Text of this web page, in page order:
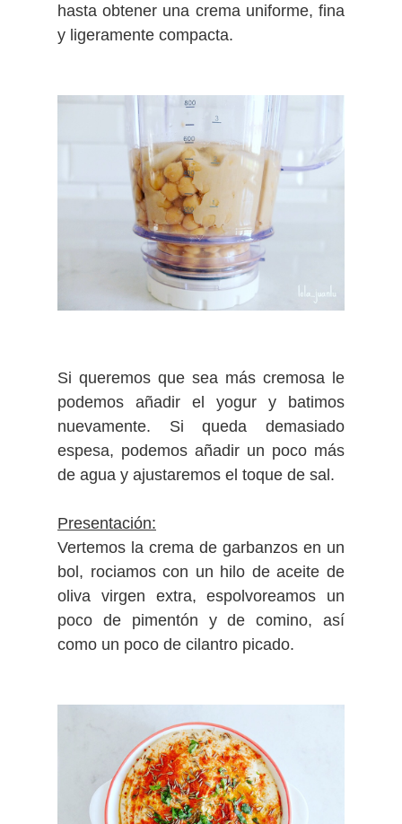
hasta obtener una crema uniforme, fina
y ligeramente compacta.
Si queremos que sea más cremosa le
podemos añadir el yogur y batimos
nuevamente. Si queda demasiado
espesa, podemos añadir un poco más
de agua y ajustaremos el toque de sal.
Presentación:
Vertemos la crema de garbanzos en un
bol, rociamos con un hilo de aceite de
oliva virgen extra, espolvoreamos un
poco de pimentón y de comino, así
como un poco de cilantro picado.